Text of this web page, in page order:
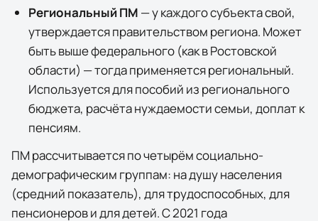
Региональный ПМ — у каждого субъекта свой,
утверждается правительством региона. Может
быть выше федерального (как вРостовской
области) — тогда применяется региональный.
Используется для пособий из регионального
бюджета, расчёта нуждаемости семьи, доплат к
пенсиям.
ПМ рассчитывается по четырём социально-
демографическим группам: на душу населения
(средний показатель), для трудоспособных, для
пенсионеров и для детей. С 2021 года